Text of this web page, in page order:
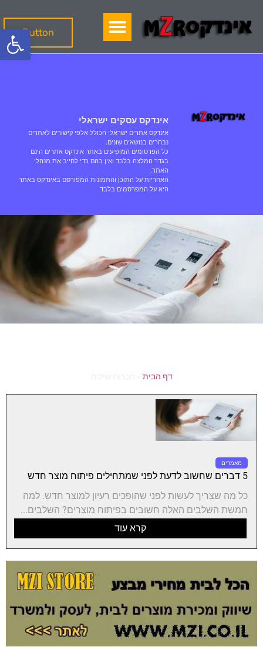
Button
אינדקס עסקים ישראלי
אינדקס אתרים ישראלי הכולל אלפי קישורים לאתרים
נבחרים בנושאים שונים.
כל הפרסומים המופיעים באתר אינדקס אתרים הינם
בגדר המלצה בלבד ואין בהם כדי לחייב את מנהלי
האתר.
האחריות על התוכן והתמונות המפורסם באינדקס באתר
היא על המפרסמים בלבד
דף הבית
מאמרים
5 דברים שחשוב לדעת לפני שמתחילים פיתוח מוצר חדש
כל מה שצריך לעשות לפני שהופכים רעיון למוצר חדש. למה
חמשת השלבים האלה חשובים בפיתוח מוצרים? השלבים...
קרא עוד